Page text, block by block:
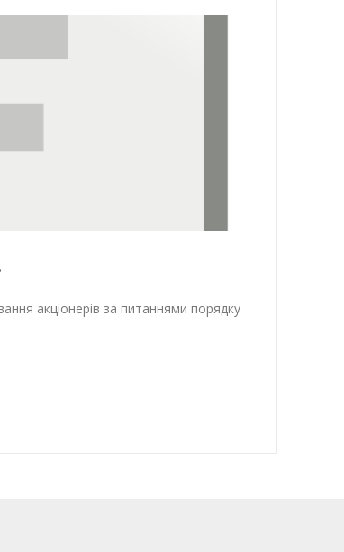
акціонерів за питаннями порядку